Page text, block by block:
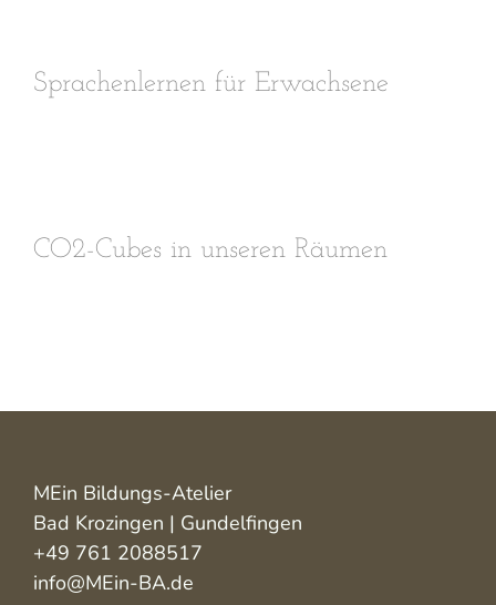
Sprachenlernen für Erwachsene
CO2-Cubes in unseren Räumen
MEin Bildungs-Atelier
Bad Krozingen | Gundelfingen
+49 761 2088517
info@MEin-BA.de